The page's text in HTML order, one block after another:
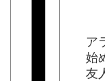
ア
始
友